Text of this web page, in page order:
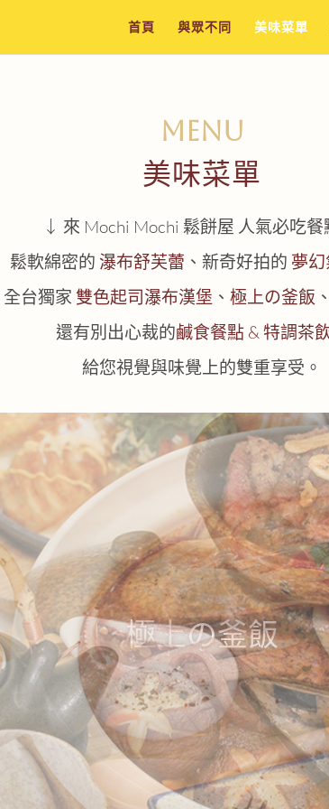
首頁 與眾不同 美味菜單
MENU
美味菜單
↓ 來 Mochi Mochi 鬆餅屋 人氣必吃
鬆軟綿密的 瀑布舒芙蕾 、 新奇好拍的 夢
全台獨家 雙色起司瀑布漢堡 、 極上の釜飯 、
還有別出心裁的鹹食餐點 & 特調茶
給您視覺與味覺上的雙重享受。